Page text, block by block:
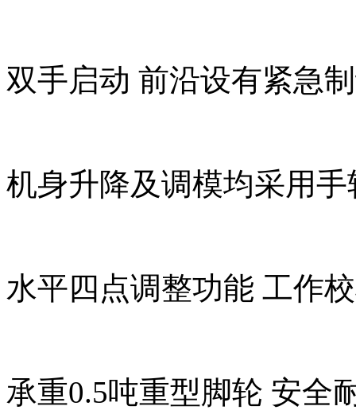
双手启动 前沿设有紧急
机身升降及调模均采用
水平四点调整功能 工作
承重0.5吨重型脚轮 安全